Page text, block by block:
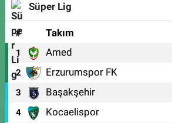
Süper Lig
# Takım
1 Amed
2 Erzurumspor FK
3 Başakşehir
4 Kocaelispor